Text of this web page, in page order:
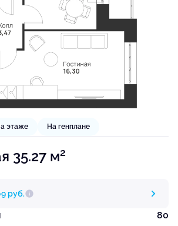
этаже На генплане
35.27 м2
руб.
80